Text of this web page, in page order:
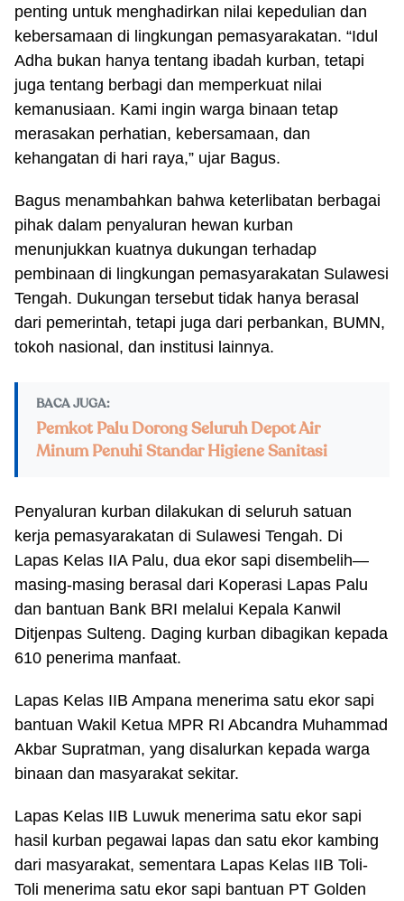
penting untuk menghadirkan nilai kepedulian dan
kebersamaan di lingkungan pemasyarakatan. “Idul
Adha bukan hanya tentang ibadah kurban, tetapi
juga tentang berbagi dan memperkuat nilai
kemanusiaan. Kami ingin warga binaan tetap
merasakan perhatian, kebersamaan, dan
kehangatan di hari raya,” ujar Bagus.
Bagus menambahkan bahwa keterlibatan berbagai
pihak dalam penyaluran hewan kurban
menunjukkan kuatnya dukungan terhadap
pembinaan di lingkungan pemasyarakatan Sulawesi
Tengah. Dukungan tersebut tidak hanya berasal
dari pemerintah, tetapi juga dari perbankan, BUMN,
tokoh nasional, dan institusi lainnya.
BACA JUGA:
Pemkot Palu Dorong Seluruh Depot Air
Minum Penuhi Standar Higiene Sanitasi
Penyaluran kurban dilakukan di seluruh satuan
kerja pemasyarakatan di Sulawesi Tengah. Di
Lapas Kelas IIA Palu, dua ekor sapi disembelih—
masing-masing berasal dari Koperasi Lapas Palu
dan bantuan Bank BRI melalui Kepala Kanwil
Ditjenpas Sulteng. Daging kurban dibagikan kepada
610 penerima manfaat.
Lapas Kelas IIB Ampana menerima satu ekor sapi
bantuan Wakil Ketua MPR RI Abcandra Muhammad
Akbar Supratman, yang disalurkan kepada warga
binaan dan masyarakat sekitar.
Lapas Kelas IIB Luwuk menerima satu ekor sapi
hasil kurban pegawai lapas dan satu ekor kambing
dari masyarakat, sementara Lapas Kelas IIB Toli-
Toli menerima satu ekor sapi bantuan PT Golden